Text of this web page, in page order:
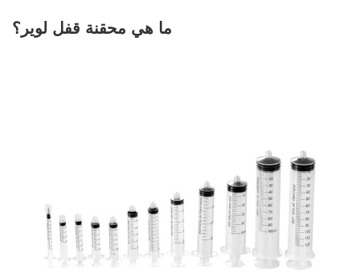
ما هي محقنة قفل لوير؟